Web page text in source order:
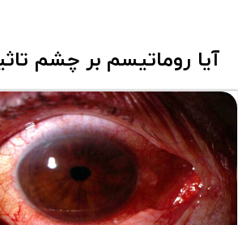
آیا روماتیسم بر چشم